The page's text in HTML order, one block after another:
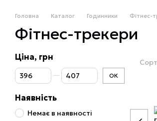
Головна Каталог Годинники Фітнес-
Фітнес-трекери
Ціна, грн
Від Ціна, грн
До Ціна, грн ОК
Наявність
Немає в наявності